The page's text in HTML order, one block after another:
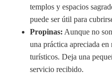
templos y espacios
puede ser útil para
Propinas: Aunque no
una práctica apreciada en
turísticos. Deja una
servicio recibido.